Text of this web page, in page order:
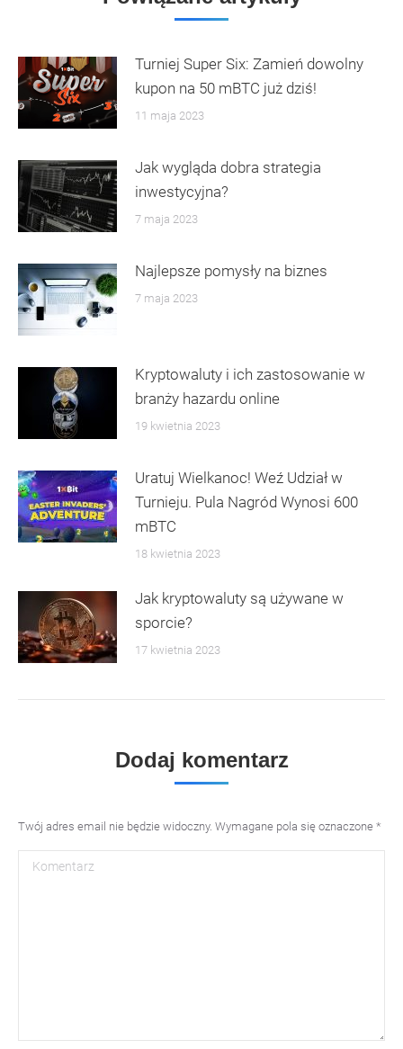
Turniej Super Six: Zamień dowolny
kupon na 50 mBTC już dziś!
11 maja 2023
Jak wygląda dobra strategia
inwestycyjna?
7 maja 2023
Najlepsze pomysły na biznes
7 maja 2023
Kryptowaluty i ich zastosowanie w
branży hazardu online
19 kwietnia 2023
Uratuj Wielkanoc! Weź Udział w
Turnieju. Pula Nagród Wynosi 600
mBTC
18 kwietnia 2023
Jak kryptowaluty są używane w
sporcie?
17 kwietnia 2023
Dodaj komentarz
Twój adres email nie będzie widoczny. Wymagane pola się oznaczone *
Komentarz